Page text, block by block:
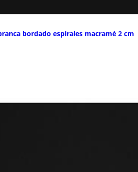
bordado espirales macramé 2 cm